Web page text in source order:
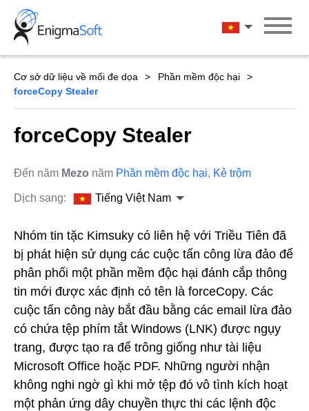
Skip
content
Tiếng Việt
Cơ sở dữ liệu về mối đe dọa
Phần mềm độc hại
forceCopy Stealer
forceCopy Stealer
Đến năm Mezo năm Phần mềm độc hại, Kẻ trộm
Dịch sang: Tiếng Việt Nam
Nhóm tin tặc Kimsuky có liên hệ với Triều Tiên đã
bị phát hiện sử dụng các cuộc tấn công lừa đảo để
phân phối một phần mềm độc hại đánh cắp thông
tin mới được xác định có tên là forceCopy. Các
cuộc tấn công này bắt đầu bằng các email lừa đảo
có chứa tệp phím tắt Windows (LNK) được ngụy
trang, được tạo ra để trông giống như tài liệu
Microsoft Office hoặc PDF. Những người nhận
không nghi ngờ gì khi mở tệp đó vô tình kích hoạt
một phản ứng dây chuyền thực thi các lệnh độc